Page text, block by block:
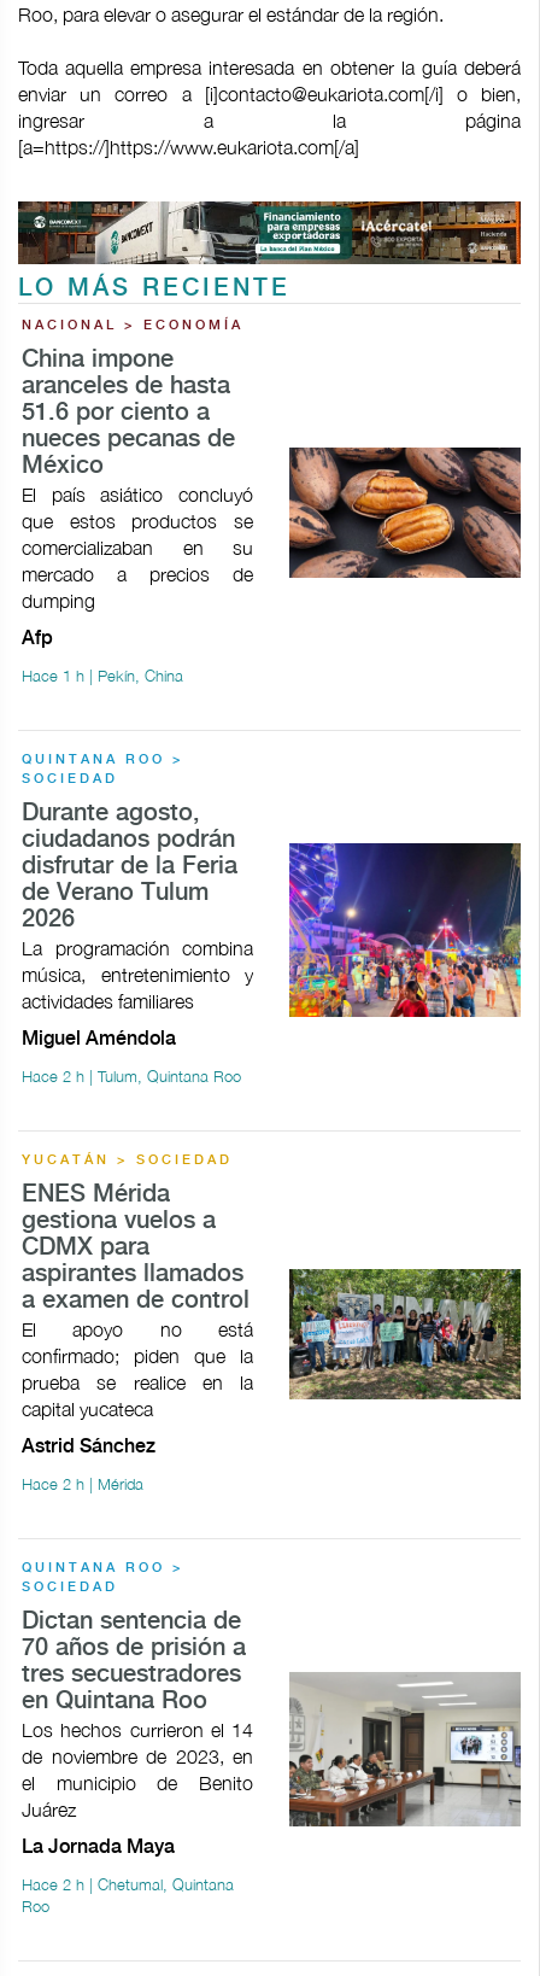
Roo, para elevar o asegurar el estándar de la región.
Toda aquella empresa interesada en obtener la guía deberá
enviar un correo a [i]contacto@eukariota.com[/i] o bien,
ingresar a la página
[a=https://]https://www.eukariota.com[/a]
LO MÁS RECIENTE
NACIONAL > ECONOMÍA
China impone
aranceles de hasta
51.6 por ciento a
nueces pecanas de
México
El país asiático concluyó
que estos productos se
comercializaban en su
mercado a precios de
dumping
Afp
Hace 1 h | Pekín, China
QUINTANA ROO >
SOCIEDAD
Durante agosto,
ciudadanos podrán
disfrutar de la Feria
de Verano Tulum
2026
La programación combina
música, entretenimiento y
actividades familiares
Miguel Améndola
Hace 2 h | Tulum, Quintana Roo
YUCATÁN > SOCIEDAD
ENES Mérida
gestiona vuelos a
CDMX para
aspirantes llamados
a examen de control
El apoyo no está
confirmado; piden que la
prueba se realice en la
capital yucateca
Astrid Sánchez
Hace 2 h | Mérida
QUINTANA ROO >
SOCIEDAD
Dictan sentencia de
70 años de prisión a
tres secuestradores
en Quintana Roo
Los hechos currieron el 14
de noviembre de 2023, en
el municipio de Benito
Juárez
La Jornada Maya
Hace 2 h | Chetumal, Quintana
Roo